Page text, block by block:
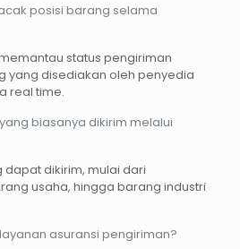
posisi barang selama
status pengiriman
yang disediakan oleh penyedia
real time.
biasanya dikirim melalui
dikirim, mulai dari
usaha, hingga barang industri
asuransi pengiriman?